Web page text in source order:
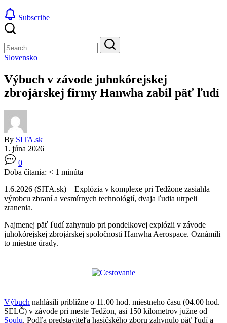
Subscribe
Search
Search
Slovensko
Výbuch v závode juhokórejskej
zbrojárskej firmy Hanwha zabil päť ľudí
By SITA.sk
1. júna 2026
0
Doba čítania: < 1 minúta
1.6.2026 (SITA.sk) – Explózia v komplexe pri Tedžone zasiahla
výrobcu zbraní a vesmírnych technológií, dvaja ľudia utrpeli
zranenia.
Najmenej päť ľudí zahynulo pri pondelkovej explózii v závode
juhokórejskej zbrojárskej spoločnosti Hanwha Aerospace. Oznámili
to miestne úrady.
Výbuch nahlásili približne o 11.00 hod. miestneho času (04.00 hod.
SELČ) v závode pri meste Tedžon, asi 150 kilometrov južne od
Soulu. Podľa predstaviteľa hasičského zboru zahynulo päť ľudí a